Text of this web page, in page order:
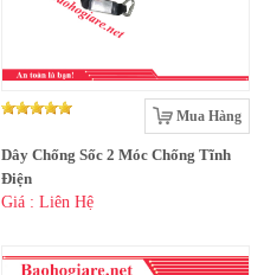
Mua Hàng
Dây Chống Sốc 2 Móc Chống Tĩnh
Điện
Giá : Liên Hệ